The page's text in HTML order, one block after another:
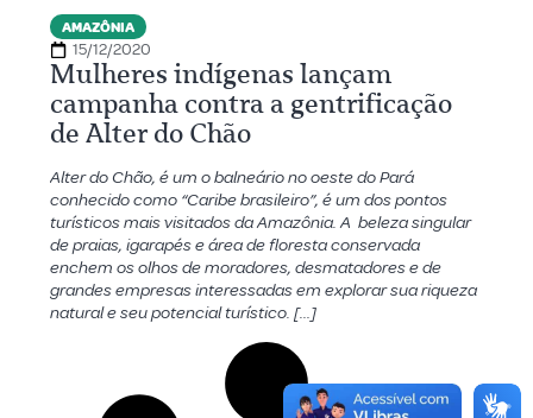
AMAZÔNIA
15/12/2020
Mulheres indígenas lançam
campanha contra a gentrificação
de Alter do Chão
Alter do Chão, é um o balneário no oeste do Pará
conhecido como “Caribe brasileiro”, é um dos pontos
turísticos mais visitados da Amazônia. A beleza singular
de praias, igarapés e área de floresta conservada
enchem os olhos de moradores, desmatadores e de
grandes empresas interessadas em explorar sua riqueza
natural e seu potencial turístico. […]